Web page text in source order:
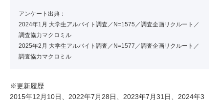
アンケート出典：
2024年1月 大学生アルバイト調査／N=1575／調査企画リクルート／
調査協力マクロミル
2025年2月 大学生アルバイト調査／N=1577／調査企画リクルート／
調査協力マクロミル
※更新履歴
2015年12月10日、2022年7月28日、2023年7月31日、2024年3